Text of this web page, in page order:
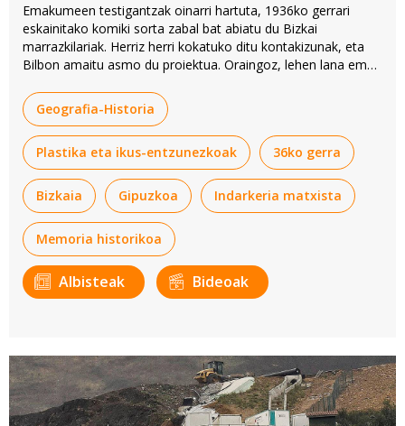
Emakumeen testigantzak oinarri hartuta, 1936ko gerrari
eskainitako komiki sorta zabal bat abiatu du Bizkai
marrazkilariak. Herriz herri kokatuko ditu kontakizunak, eta
Bilbon amaitu asmo du proiektua. Oraingoz, lehen lana eman
Geografia-Historia
Plastika eta ikus-entzunezkoak 36ko gerra
Bizkaia Gipuzkoa Indarkeria matxista
Memoria historikoa
Albisteak Bideoak